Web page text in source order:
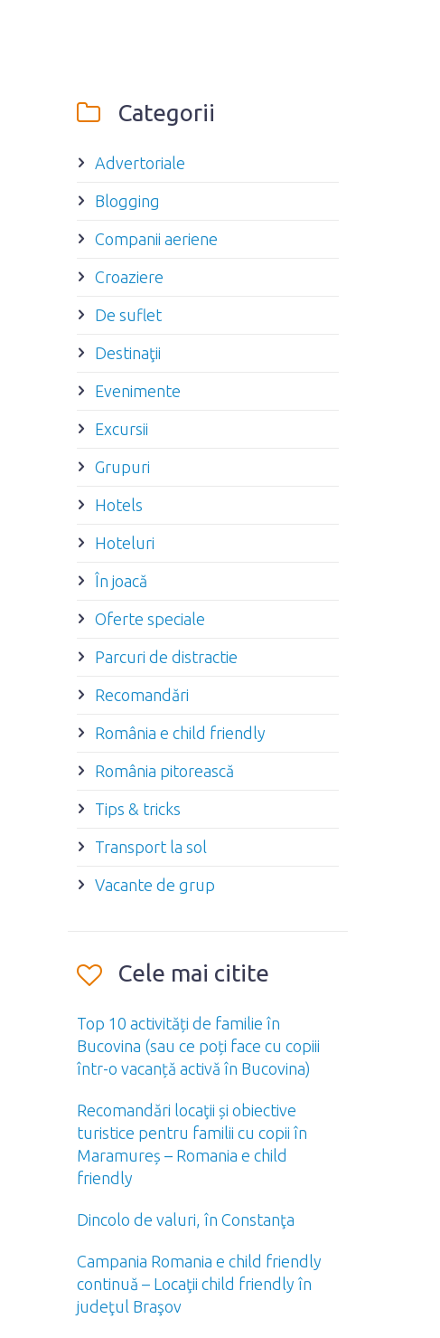
Categorii
Advertoriale
Blogging
Companii aeriene
Croaziere
De suflet
Destinaţii
Evenimente
Excursii
Grupuri
Hotels
Hoteluri
În joacă
Oferte speciale
Parcuri de distractie
Recomandări
România e child friendly
România pitorească
Tips & tricks
Transport la sol
Vacante de grup
Cele mai citite
Top 10 activități de familie în
Bucovina (sau ce poți face cu copiii
într-o vacanță activă în Bucovina)
Recomandări locaţii și obiective
turistice pentru familii cu copii în
Maramureș – Romania e child
friendly
Dincolo de valuri, în Constanţa
Campania Romania e child friendly
continuă – Locaţii child friendly în
judeţul Braşov